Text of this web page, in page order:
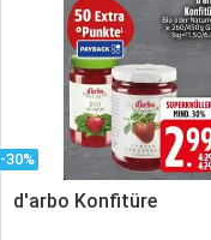
-30%
d'arbo Konfitüre